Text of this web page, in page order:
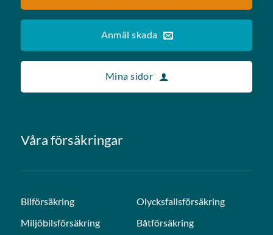
Våra försäkringar
Bilförsäkring
Miljöbilsförsäkring
Olycksfallsförsäkring
Båtförsäkring
Anmäl skada
Mina sidor